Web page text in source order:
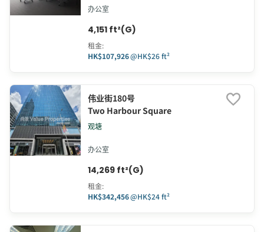
办公室
4,151 ft²(G)
租金:
HK$107,926@HK$26 ft²
伟业街180号
Two Harbour Square
观塘
办公室
14,269 ft²(G)
租金:
HK$342,456@HK$24 ft²